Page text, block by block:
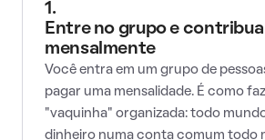
1.
Entre no grupo e contribua
mensalmente
Você entra em um grupo de
pagar uma mensalidade. É como
"vaquinha" organizada: todo
dinheiro numa conta comum todo